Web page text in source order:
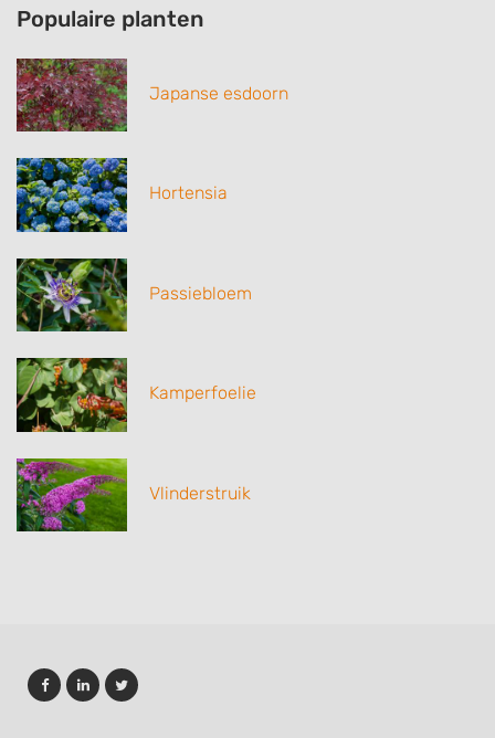
Populaire planten
Japanse esdoorn
Hortensia
Passiebloem
Kamperfoelie
Vlinderstruik